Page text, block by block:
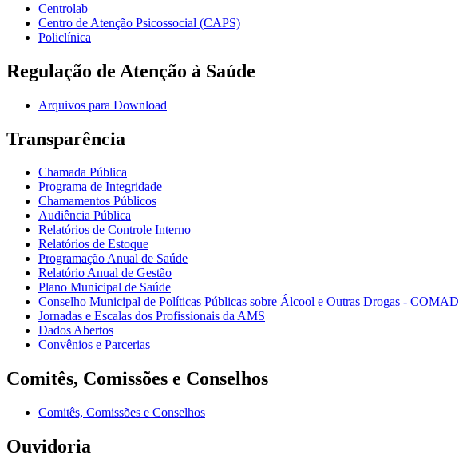
Centrolab
Centro de Atenção Psicossocial (CAPS)
Policlínica
Regulação de Atenção à Saúde
Arquivos para Download
Transparência
Chamada Pública
Programa de Integridade
Chamamentos Públicos
Audiência Pública
Relatórios de Controle Interno
Relatórios de Estoque
Programação Anual de Saúde
Relatório Anual de Gestão
Plano Municipal de Saúde
Conselho Municipal de Políticas Públicas sobre Álcool e Outras Drogas - COMAD
Jornadas e Escalas dos Profissionais da AMS
Dados Abertos
Convênios e Parcerias
Comitês, Comissões e Conselhos
Comitês, Comissões e Conselhos
Ouvidoria